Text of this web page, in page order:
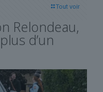
Tout voir
Relondeau,
d’un